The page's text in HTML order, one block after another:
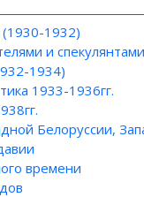
(1930-1932)
и
1934)
1933-1936гг.
Белоруссии,
времени